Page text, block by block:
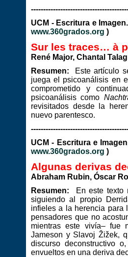
UCM - Escritura e
www.360grados.org )
Sur les traces… à
René Major, Chantal
Resumen: Este artículo
juega el psicoanálisis en
comprometido y
psicoanálisis como
revisitados desde la
nuevo parentesco.
UCM - Escritura e
www.360grados.org )
Algunas derivas
Abraham Rubin, Óscar
Resumen: En este texto
siguiendo al propio
infieles a la herencia para
pensadores que no
mientras este vivía– fue
Jameson y Slavoj Žižek,
discurso deconstructivo
envueltos en una deriva